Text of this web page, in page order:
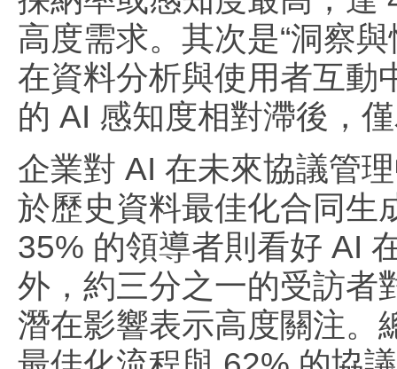
高度需求。其次是“洞察
在資料分析與使用者互動
的 AI 感知度相對滯後，
企業對 AI 在未來協議管
於歷史資料最佳化合同生
35% 的領導者則看好 AI
外，約三分之一的受訪者
潛在影響表示高度關注。